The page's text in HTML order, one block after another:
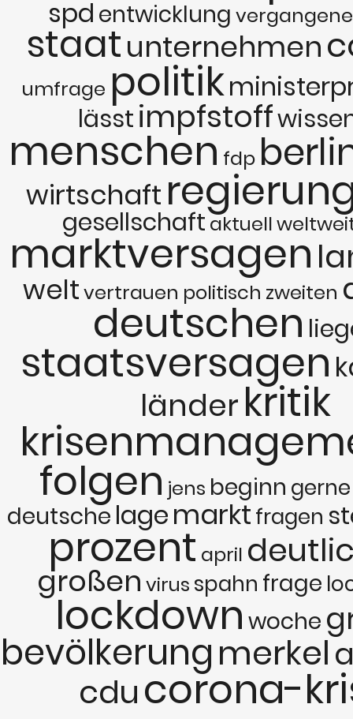
spd entwicklung
staatunternehmen
umfrage politik
lässtimpfstoff
menschen fdp
wirtschaft
gesellschaft aktuell
marktversagen
weltvertrauen politisch zweiten
deutschen
staatsversagen
länderkritik
folgen jens beginn gerne
deutsche lagemarktfragen
prozent april
großen virus spahn frage
lockdown woche
bevölkerungmerkel
cducorona-